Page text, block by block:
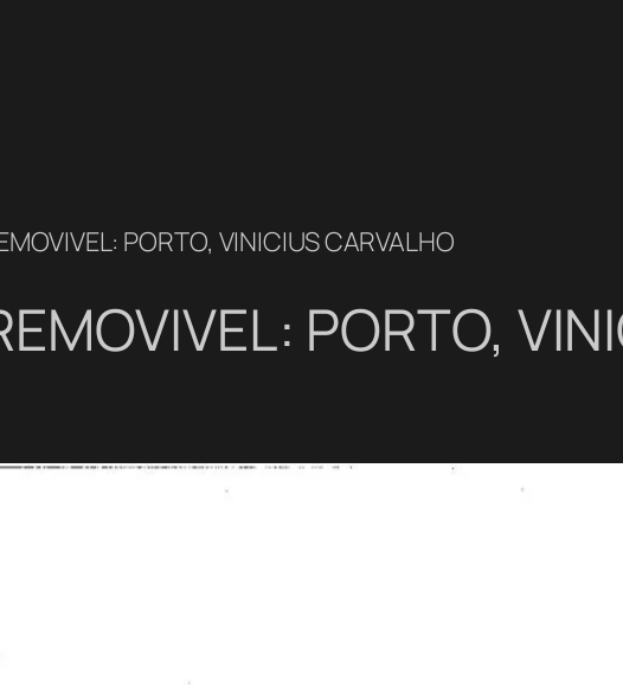
PORTO, VINICIUS CARVALHO
PORTO,